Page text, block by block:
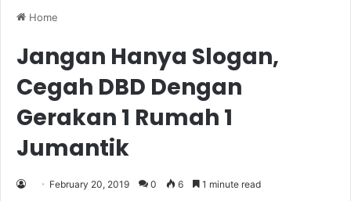
Home
Jangan Hanya Slogan,
Cegah DBD Dengan
Gerakan 1 Rumah 1
Jumantik
February 20, 2019 0 6 1 minute read